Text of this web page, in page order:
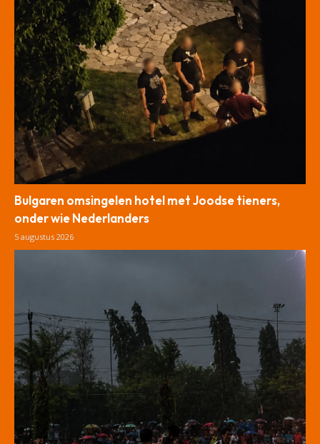
Bulgaren omsingelen hotel met Joodse tieners,
onder wie Nederlanders
5 augustus 2026